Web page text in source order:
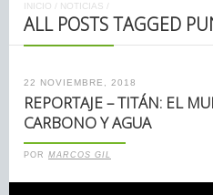
INICIO / NOTICIAS /
ALL POSTS TAGGED
22 NOVIEMBRE, 2018
REPORTAJE – TITÁN: EL
CARBONO Y AGUA
POR MARCOS GIL